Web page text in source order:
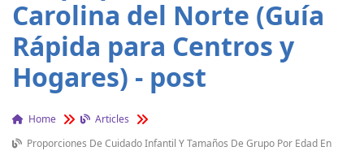
Carolina del Norte (Guía
Rápida para Centros y
Hogares) - post
Home
Articles
Proporciones De Cuidado Infantil Y Tamaños De Grupo Por Edad En